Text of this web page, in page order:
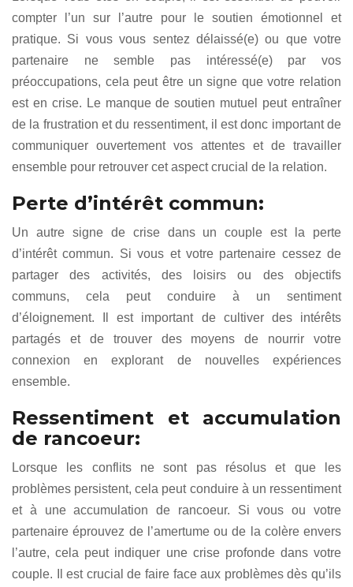
compter l’un sur l’autre pour le soutien émotionnel et
pratique. Si vous vous sentez délaissé(e) ou que votre
partenaire ne semble pas intéressé(e) par vos
préoccupations, cela peut être un signe que votre relation
est en crise. Le manque de soutien mutuel peut entraîner
de la frustration et du ressentiment, il est donc important de
communiquer ouvertement vos attentes et de travailler
ensemble pour retrouver cet aspect crucial de la relation.
Perte d’intérêt commun:
Un autre signe de crise dans un couple est la perte
d’intérêt commun. Si vous et votre partenaire cessez de
partager des activités, des loisirs ou des objectifs
communs, cela peut conduire à un sentiment
d’éloignement. Il est important de cultiver des intérêts
partagés et de trouver des moyens de nourrir votre
connexion en explorant de nouvelles expériences
ensemble.
Ressentiment et accumulation
de rancoeur:
Lorsque les conflits ne sont pas résolus et que les
problèmes persistent, cela peut conduire à un ressentiment
et à une accumulation de rancoeur. Si vous ou votre
partenaire éprouvez de l’amertume ou de la colère envers
l’autre, cela peut indiquer une crise profonde dans votre
couple. Il est crucial de faire face aux problèmes dès qu’ils